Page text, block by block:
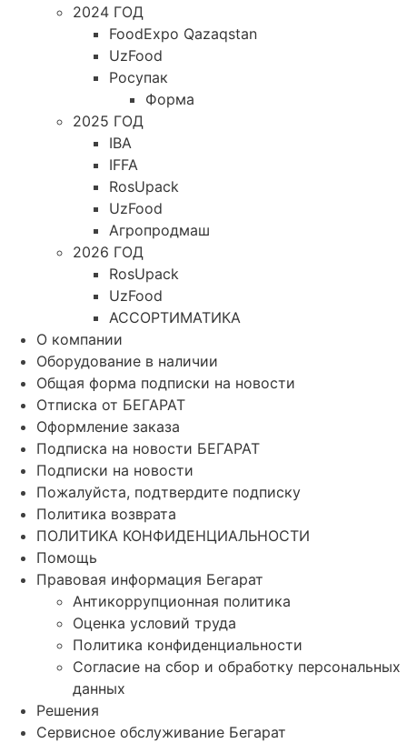
2024 ГОД
FoodExpo Qazaqstan
UzFood
Росупак
Форма
2025 ГОД
IBA
IFFA
RosUpack
UzFood
Агропродмаш
2026 ГОД
RosUpack
UzFood
АССОРТИМАТИКА
О компании
Оборудование в наличии
Общая форма подписки на новости
Отписка от БЕГАРАТ
Оформление заказа
Подписка на новости БЕГАРАТ
Подписки на новости
Пожалуйста, подтвердите подписку
Политика возврата
ПОЛИТИКА КОНФИДЕНЦИАЛЬНОСТИ
Помощь
Правовая информация Бегарат
Антикоррупционная политика
Оценка условий труда
Политика конфиденциальности
Согласие на сбор и обработку персональных
данных
Решения
Сервисное обслуживание Бегарат